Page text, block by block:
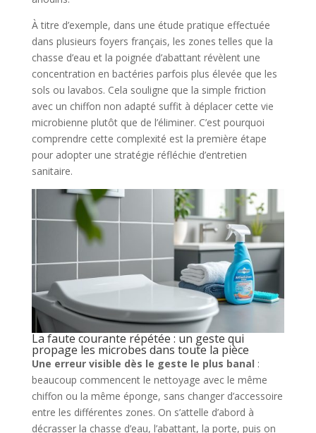
À titre d’exemple, dans une étude pratique effectuée
dans plusieurs foyers français, les zones telles que la
chasse d’eau et la poignée d’abattant révèlent une
concentration en bactéries parfois plus élevée que les
sols ou lavabos. Cela souligne que la simple friction
avec un chiffon non adapté suffit à déplacer cette vie
microbienne plutôt que de l’éliminer. C’est pourquoi
comprendre cette complexité est la première étape
pour adopter une stratégie réfléchie d’entretien
sanitaire.
La faute courante répétée : un geste qui
propage les microbes dans toute la pièce
Une erreur visible dès le geste le plus banal :
beaucoup commencent le nettoyage avec le même
chiffon ou la même éponge, sans changer d’accessoire
entre les différentes zones. On s’attelle d’abord à
décrasser la chasse d’eau, l’abattant, la porte, puis on